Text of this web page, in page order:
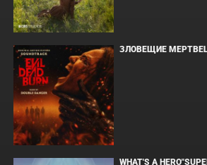
ЗЛОВЕЩИЕ
WHAT'S A